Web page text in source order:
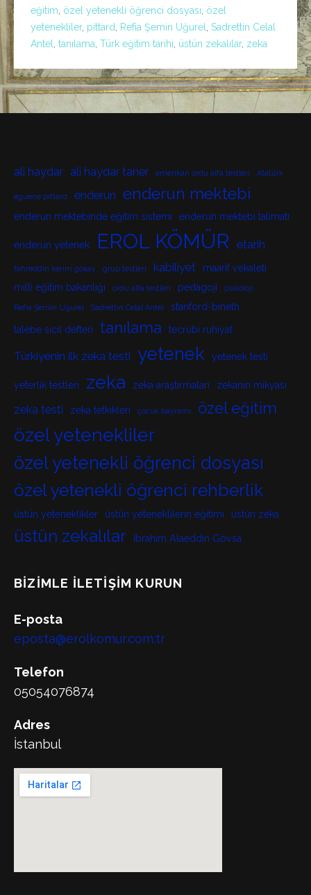
eğitim özel yetenekli öğrenci dosyası özel
yetenekliler, pittard Refia Şemin Uğurel
Sadrettin Celal
Antel
tanılama Türk eğitim tarihi üstün zekalılar, zeka
ali haydar ali haydar taner amerikan ordu alfa testleri Atatürk
eguene pittard enderun enderun mektebi
enderun mektebinde eğitim sistemi enderun mektebi talimatı
enderun yetenek EROL KÖMÜR etarih
fahreddin kerim gökay grup testleri kabiliyet
maarif vekaleti
milli eğitim bakanlığı
ordu alfa testleri pedagoji psikoloji
Refia Şemin Uğurel Sadrettin Celal Antel stanford-bineth
talebe sicil defteri tanılama tecrübi ruhiyat
Türkiyenin ilk zeka testi yetenek yetenek testi
yeterlik testleri zeka zeka araştırmaları zekanın mikyası
zeka testi zeka tetkikleri çocuk bayramı özel eğitim
özel yetenekliler
özel yetenekli öğrenci dosyası
özel yetenekli öğrenci rehberlik
üstün yeteneklikler üstün yeteneklilerin eğitimi üstün zeka
üstün zekalılar İbrahim Alaeddin Gövsa
BIZIMLE İLETIŞIM KURUN
E-posta
eposta@erolkomur.com.tr
Telefon
05054076874
Adres
İstanbul